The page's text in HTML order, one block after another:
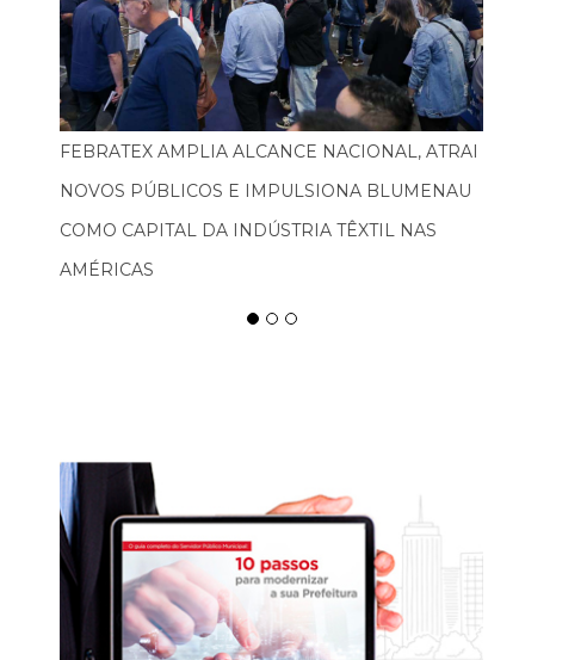
TURISMO PEDAGÓGICO GANHA FORÇA E
MOVIMENTA ECONOMIA EM SANTA CATARINA